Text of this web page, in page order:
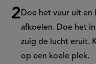
Doe het vuur uit en
afkoelen. Doe het
zuig de lucht eruit.
op een koele plek.